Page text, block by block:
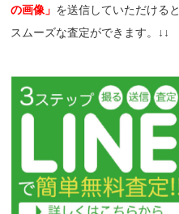
の画像」 を送信していただけると
スムーズな査定ができます。↓↓